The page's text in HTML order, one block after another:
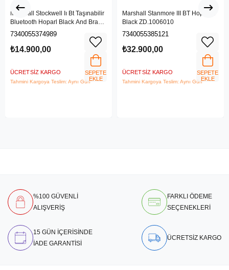
Marshall Stockwell Iı Bt Taşınabilir
Bluetooth Hoparl Black And Brass
Zd.1005544
7340055374989
₺14.900,00
ÜCRETSIZ KARGO
Tahmini Kargoya Teslim: Aynı Gün
SEPETE
EKLE
Marshall Stanmore III BT Hoparlör
Black ZD.1006010
7340055385121
₺32.900,00
ÜCRETSIZ KARGO
Tahmini Kargoya Teslim: Aynı Gün
SEPETE
EKLE
%100 GÜVENLİ
ALIŞVERİŞ
FARKLI ÖDEME
SEÇENEKLERİ
15 GÜN İÇERİSİNDE
İADE GARANTİSİ
ÜCRETSİZ KARGO